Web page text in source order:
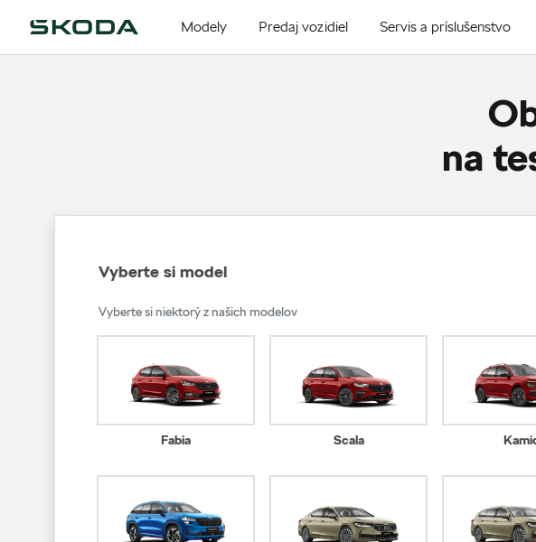
Modely Predaj vozidiel Servis a príslušenstvo
na
Vyberte si model
Vyberte si niektorý z našich modelov
Fabia Scala